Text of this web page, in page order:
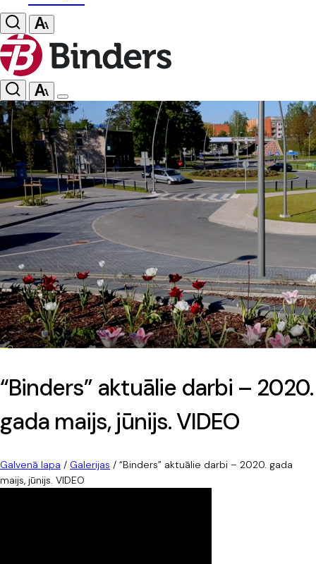
“Binders” aktuālie darbi – 2020.
gada maijs, jūnijs. VIDEO
Galvenā lapa / Galerijas / “Binders” aktuālie darbi – 2020. gada
maijs, jūnijs. VIDEO